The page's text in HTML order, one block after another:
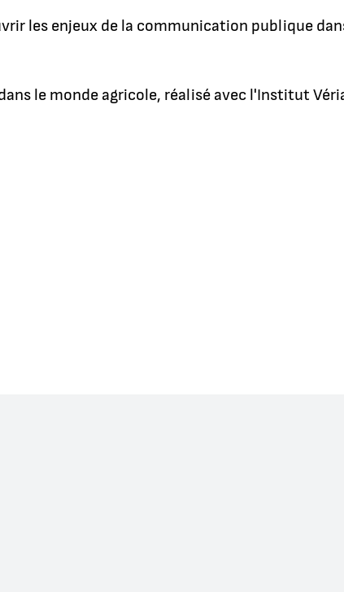
les enjeux de la communication publique
le monde agricole, réalisé avec l'Institut